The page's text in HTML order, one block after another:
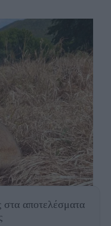
στα αποτελέσματα